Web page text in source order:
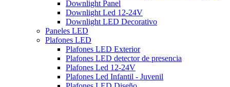
Downlight Panel
Downlight Led 12-24V
Downlight LED Decorativo
Paneles LED
Plafones LED
Plafones LED Exterior
Plafones LED detector de presencia
Plafones Led 12-24V
Plafones Led Infantil - Juvenil